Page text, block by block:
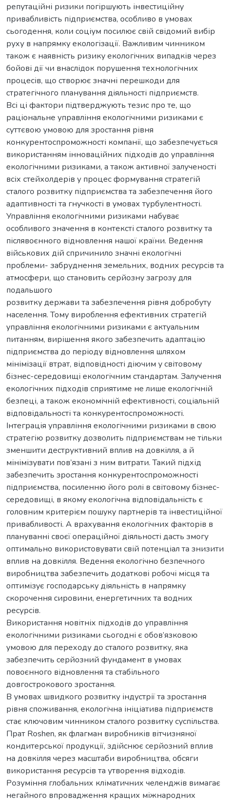
репутаційні ризики погіршують інвестиційну
привабливість підприємства, особливо в умовах
сьогодення, коли соціум посилює свій свідомий вибір
руху в напрямку екологізації. Важливим чинником
також є наявність ризику екологічних випадків через
бойові дії чи внаслідок порушення технологічних
процесів, що створює значні перешкоди для
стратегічного планування діяльності підприємств.
Всі ці фактори підтверджують тезис про те, що
раціональне управління екологічними ризиками є
суттєвою умовою для зростання рівня
конкурентоспроможності компанії, що забезпечується
використанням інноваційних підходів до управління
екологічними ризиками, а також активної залученості
всіх стейхолдерів у процес формування стратегій
сталого розвитку підприємства та забезпечення його
адаптивності та гнучкості в умовах турбулентності.
Управління екологічними ризиками набуває
особливого значення в контексті сталого розвитку та
післявоєнного відновлення нашої країни. Ведення
військових дій спричинило значні екологічні
проблеми- забруднення земельних, водних ресурсів та
атмосфери, що становить серйозну загрозу для
подальшого
розвитку держави та забезпечення рівня добробуту
населення. Тому вироблення ефективних стратегій
управління екологічними ризиками є актуальним
питанням, вирішення якого забезпечить адаптацію
підприємства до періоду відновлення шляхом
мінімізації втрат, відповідності діючим у світовому
бізнес-середовищі екологічним стандартам. Залучення
екологічних підходів сприятиме не лише екологічній
безпеці, а також економічній ефективності, соціальній
відповідальності та конкурентоспроможності.
Інтеграція управління екологічними ризиками в свою
стратегію розвитку дозволить підприємствам не тільки
зменшити деструктивний вплив на довкілля, а й
мінімізувати пов’язані з ним витрати. Такий підхід
забезпечить зростання конкурентоспроможності
підприємства, посиленню його ролі в світовому бізнес-
середовищі, в якому екологічна відповідальність є
головним критерієм пошуку партнерів та інвестиційної
привабливості. А врахування екологічних факторів в
плануванні своєї операційної діяльності дасть змогу
оптимально використовувати свій потенціал та знизити
вплив на довкілля. Ведення екологічно безпечного
виробництва забезпечить додаткові робочі місця та
оптимізує господарську діяльність в напрямку
скорочення сировини, енергетичних та водних
ресурсів.
Використання новітніх підходів до управління
екологічними ризиками сьогодні є обов’язковою
умовою для переходу до сталого розвитку, яка
забезпечить серйозний фундамент в умовах
повоєнного відновлення та стабільного
довгострокового зростання.
В умовах швидкого розвитку індустрії та зростання
рівня споживання, екологічна ініціатива підприємств
стає ключовим чинником сталого розвитку суспільства.
Прат Roshen, як флагман виробників вітчизняної
кондитерської продукції, здійснює серйозний вплив
на довкілля через масштаби виробництва, обсяги
використання ресурсів та утворення відходів.
Розуміння глобальних кліматичних челенджів вимагає
негайного впровадження кращих міжнародних